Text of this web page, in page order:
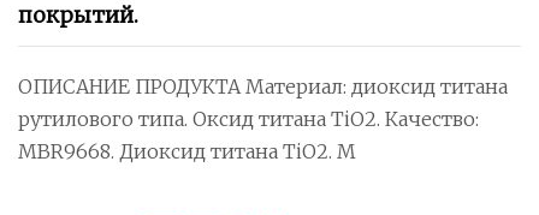
покрытий.
ОПИСАНИЕ ПРОДУКТА Материал: диоксид титана
рутилового типа. Оксид титана TiO2. Качество:
MBR9668. Диоксид титана TiO2. M